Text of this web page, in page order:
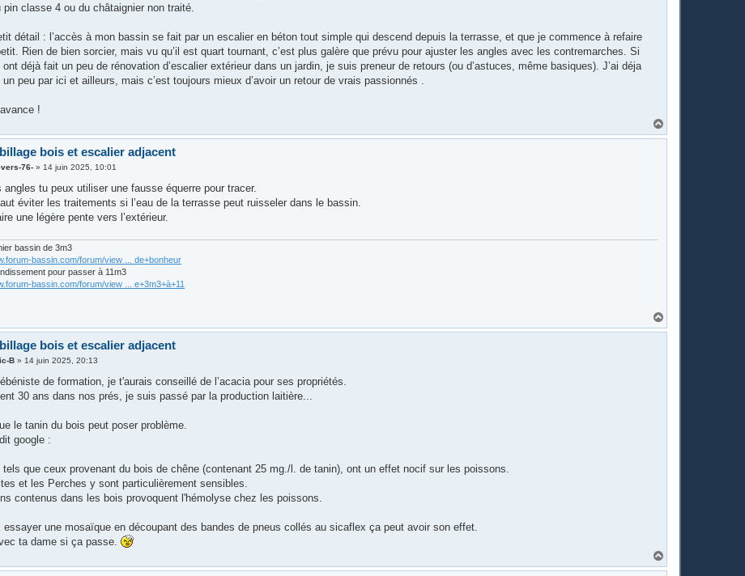
pin classe 4 ou du châtaignier non traité.
détail : l’accès à mon bassin se fait par un escalier en béton tout simple qui descend depuis la terrasse, et que je commence à refaire
Rien de bien sorcier, mais vu qu’il est quart tournant, c’est plus galère que prévu pour ajuster les angles avec les contremarches. Si
déjà fait un peu de rénovation d’escalier extérieur dans un jardin, je suis preneur de retours (ou d’astuces, même basiques). J’ai déja
peu par ici et ailleurs, mais c’est toujours mieux d’avoir un retour de vrais passionnés .
!
a
bois et escalier adjacent
76- » 14 juin 2025, 10:01
angles tu peux utiliser une fausse équerre pour tracer.
éviter les traitements si l’eau de la terrasse peut ruisseler dans le bassin.
une légère pente vers l’extérieur.
bassin de 3m3
bassin.com/forum/view ... de+bonheur
pour passer à 11m3
bassin.com/forum/view ... e+3m3+à+11
a
bois et escalier adjacent
B » 14 juin 2025, 20:13
de formation, je t'aurais conseillé de l’acacia pour ses propriétés.
30 ans dans nos prés, je suis passé par la production laitière...
le tanin du bois peut poser problème.
google :
tels que ceux provenant du bois de chêne (contenant 25 mg./l. de tanin), ont un effet nocif sur les poissons.
et les Perches y sont particulièrement sensibles.
contenus dans les bois provoquent l'hémolyse chez les poissons.
essayer une mosaïque en découpant des bandes de pneus collés au sicaflex ça peut avoir son effet.
ta dame si ça passe.
a